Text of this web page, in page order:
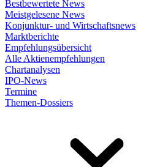
Bestbewertete News
Meistgelesene News
Konjunktur- und Wirtschaftsnews
Marktberichte
Empfehlungsübersicht
Alle Aktienempfehlungen
Chartanalysen
IPO-News
Termine
Themen-Dossiers